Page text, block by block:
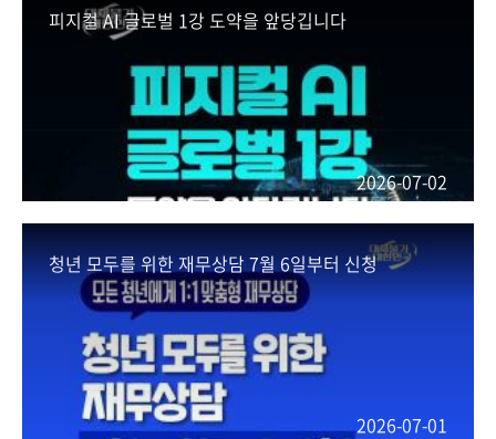
피지컬 AI 글로벌 1강 도약을 앞당깁니다
2026-07-02
청년 모두를 위한 재무상담 7월 6일부터 신청
2026-07-01